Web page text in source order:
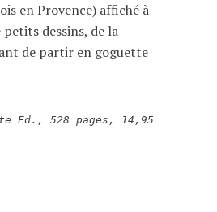
en Provence) affiché à
dessins, de la
de partir en goguette
Ed., 528 pages, 14,95